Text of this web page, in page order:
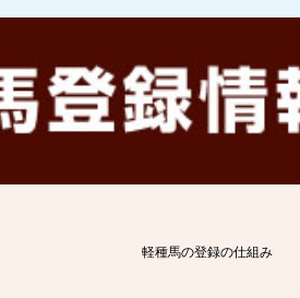
軽種馬の登録の仕組み